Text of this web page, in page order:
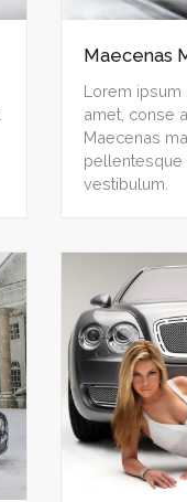
Maecenas
Lorem ipsum
amet, conse
Maecenas
pellentesque
vestibulum.